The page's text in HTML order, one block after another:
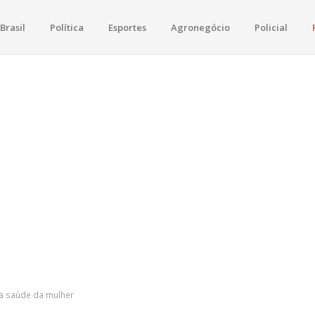
saúde, esportes, economia e os principais acontecimentos de
Brasil Política Esportes Agronegócio Policial
saúde da mulher